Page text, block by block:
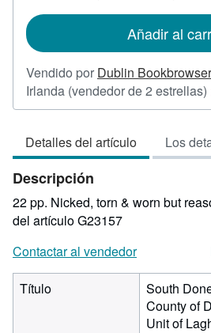
envío
Añadir al
Vendido por Dublin
Irlanda (vendedor de 2 estrellas)
Detalles del artículo Los
Descripción
22 pp. Nicked, torn & worn but
del artículo G23157
Contactar al vendedor
Título
South
County of
Unit of